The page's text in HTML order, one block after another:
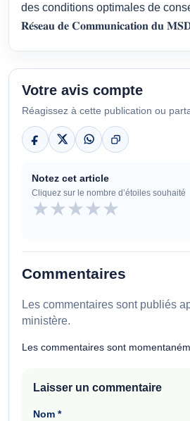
des conditions optimales de
𝐑𝐞́𝐬𝐞𝐚𝐮 𝐝𝐞 𝐂𝐨𝐦𝐦𝐮𝐧𝐢𝐜𝐚𝐭𝐢𝐨𝐧 𝐝𝐮
Votre avis compte
Réagissez à cette publication ou
Notez cet article
Cliquez sur le nombre d’étoiles souhaité
★★★★★
Commentaires
Les commentaires sont publiés
ministère.
Les commentaires sont
Laisser un commentaire
Nom*